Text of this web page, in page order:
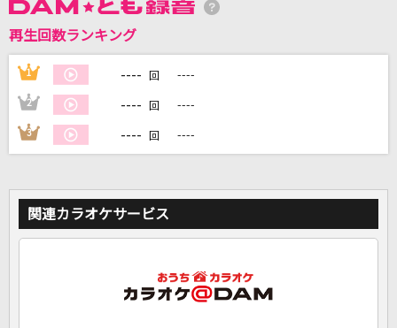
家族や友達と一緒に！練習にも！
再生回数ランキング
1 ---- 回 ----
2 ---- 回 ----
3 ---- 回 ----
関連カラオケサービス